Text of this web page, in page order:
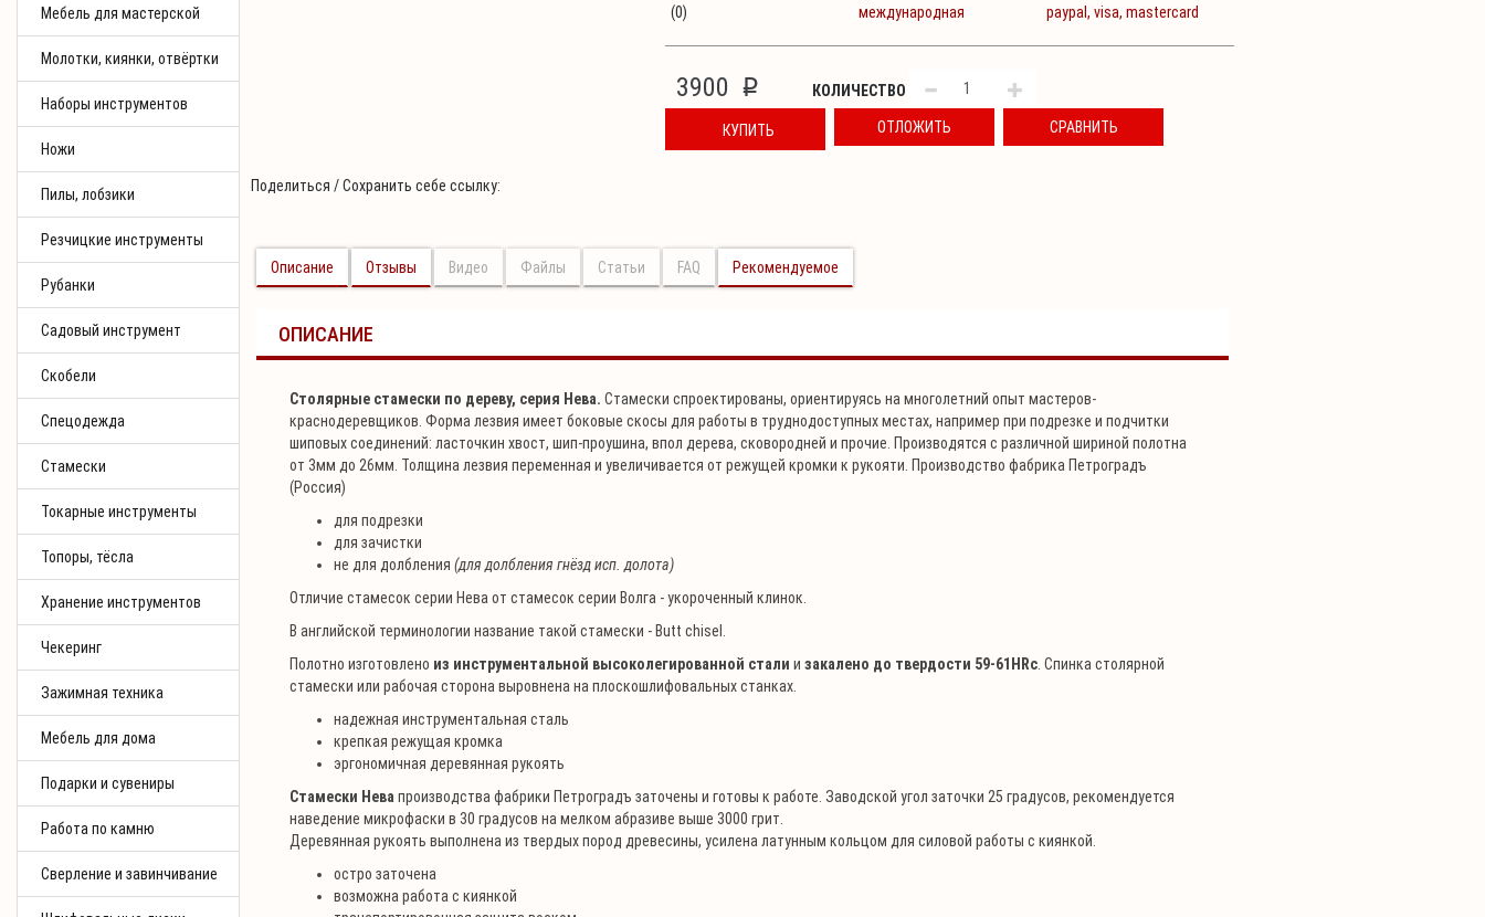
Мебель для мастерской
Молотки, киянки, отвёртки
Наборы инструментов
Ножи
Пилы, лобзики
Резчицкие инструменты
Рубанки
Садовый инструмент
Скобели
Спецодежда
Стамески
Токарные инструменты
Топоры, тёсла
Хранение инструментов
Чекеринг
Зажимная техника
Мебель для дома
Подарки и сувениры
Работа по камню
Сверление и завинчивание
Поделиться / Сохранить себе ссылку:
(0)
международная
paypal, visa, mastercard
3900 p КОЛИЧЕСТВО
КУПИТЬ ОТЛОЖИТЬ СРАВНИТЬ
Описание Отзывы Видео Файлы Статьи FAQ Рекомендуемое
ОПИСАНИЕ
Столярные стамески по дереву, серия Нева. Стамески спроектированы, ориентируясь на многолетний опыт мастеров-
краснодеревщиков. Форма лезвия имеет боковые скосы для работы в труднодоступных местах, например при подрезке и подчитки
шиповых соединений: ласточкин хвост, шип-проушина, впол дерева, сковородней и прочие. Производятся с различной шириной полотна
от 3мм до 26мм. Толщина лезвия переменная и увеличивается от режущей кромки к рукояти. Производство фабрика Петроградъ
(Россия)
для подрезки
для зачистки
не для долбления(для долбления гнёзд исп. долота)
Отличие стамесок серии Нева от стамесок серии Волга - укороченный клинок.
В английской терминологии название такой стамески - Butt chisel.
Полотно изготовлено из инструментальной высоколегированной стали изакалено до твердости 59-61HRc . Спинка столярной
стамески или рабочая сторона выровнена на плоскошлифовальных станках.
надежная инструментальная сталь
крепкая режущая кромка
эргономичная деревянная рукоять
Стамески Невапроизводства фабрики Петроградъ заточены и готовы к работе. Заводской угол заточки 25 градусов, рекомендуется
наведение микрофаски в 30 градусов на мелком абразиве выше 3000 грит.
Деревянная рукоять выполнена из твердых пород древесины, усилена латунным кольцом для силовой работы с киянкой.
остро заточена
возможна работа с киянкой